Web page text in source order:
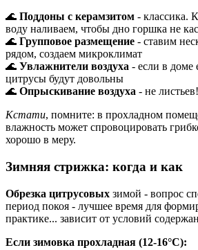
🌊 Поддоны с керамзитом - классика.
воду наливаем, чтобы дно горшка не
🌊 Групповое размещение - ставим
рядом, создаем микроклимат
🌊 Увлажнители воздуха - если в доме
цитрусы будут довольны
🌊 Опрыскивание воздуха - не
Кстати, помните: в прохладном
влажность может спровоцировать
хорошо в меру.
Зимняя стрижка: когда и как
Обрезка цитрусовых зимой - вопрос
период покоя - лучшее время для
практике... зависит от условий
Если зимовка прохладная (12-16°C):